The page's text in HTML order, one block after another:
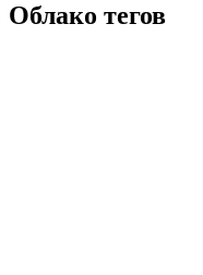
Облако тегов